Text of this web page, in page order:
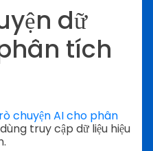
dữ
tích
chuyện AI cho phân
truy cập dữ liệu hiệu